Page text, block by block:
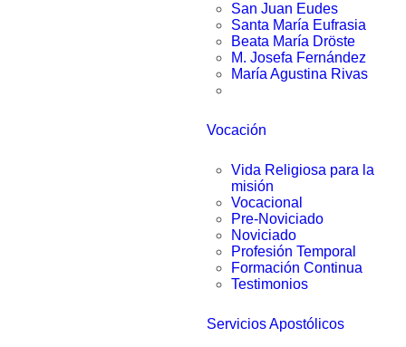
San Juan Eudes
Santa María Eufrasia
Beata María Dröste
M. Josefa Fernández
María Agustina Rivas
Vocación
Vida Religiosa para la
misión
Vocacional
Pre-Noviciado
Noviciado
Profesión Temporal
Formación Continua
Testimonios
Servicios Apostólicos